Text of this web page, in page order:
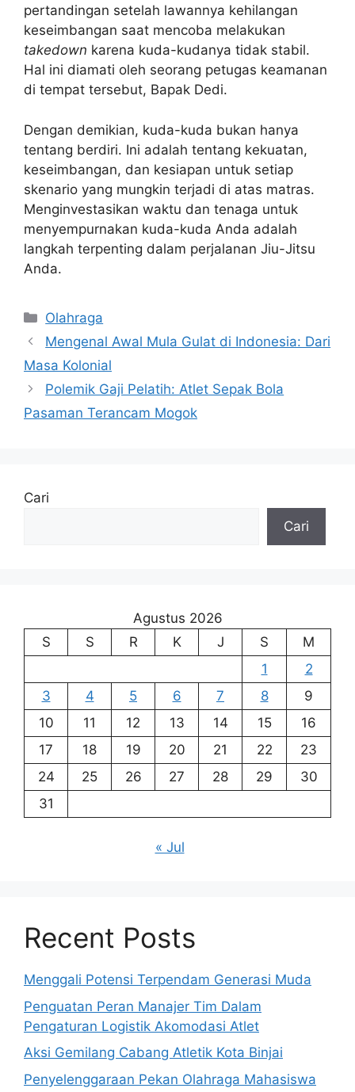
pertandingan setelah lawannya kehilangan
keseimbangan saat mencoba melakukan
takedown karena kuda-kudanya tidak stabil.
Hal ini diamati oleh seorang petugas keamanan
di tempat tersebut, Bapak Dedi.
Dengan demikian, kuda-kuda bukan hanya
tentang berdiri. Ini adalah tentang kekuatan,
keseimbangan, dan kesiapan untuk setiap
skenario yang mungkin terjadi di atas matras.
Menginvestasikan waktu dan tenaga untuk
menyempurnakan kuda-kuda Anda adalah
langkah terpenting dalam perjalanan Jiu-Jitsu
Anda.
Kategori
Olahraga
Mengenal Awal Mula Gulat di Indonesia: Dari
Masa Kolonial
Polemik Gaji Pelatih: Atlet Sepak Bola
Pasaman Terancam Mogok
Cari
Cari
Agustus 2026
S
S R K J S
M
1
2
3
4 5 6 7 8
9
10
11 12 13 14 15
16
17
18 19 20 21 22
23
24
25 26 27 28 29
30
31
« Jul
Recent Posts
Menggali Potensi Terpendam Generasi Muda
Penguatan Peran Manajer Tim Dalam
Pengaturan Logistik Akomodasi Atlet
Aksi Gemilang Cabang Atletik Kota Binjai
Penyelenggaraan Pekan Olahraga Mahasiswa